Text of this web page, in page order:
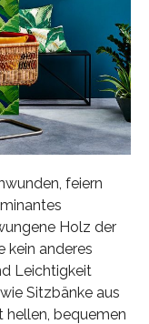
feiern
Holz der
kein anderes
Leichtigkeit
Sitzbänke aus
bequemen